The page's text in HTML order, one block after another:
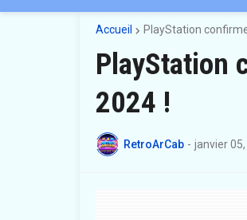
Accueil PlayStation
PlayStation
2024 !
RetroArCab - janvier